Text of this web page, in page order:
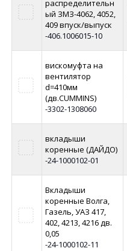
распределительн
ый ЗМЗ-4062, 4052,
409 впуск/выпуск
-406.1006015-10
вискомуфта на
вентилятор
d=410мм
(дв.CUMMINS)
-3302-1308060
вкладыши
коренные (ДАЙДО)
-24-1000102-01
Вкладыши
коренные Волга,
Газель, УАЗ 417,
402, 4213, 4216 дв.
0,05
-24-1000102-11